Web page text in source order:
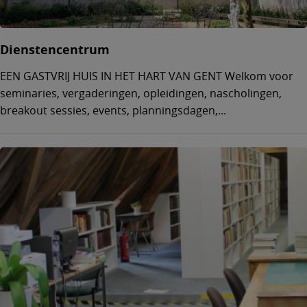
Dienstencentrum
EEN GASTVRIJ HUIS IN HET HART VAN GENT Welkom voor
seminaries, vergaderingen, opleidingen, nascholingen,
breakout sessies, events, planningsdagen,...